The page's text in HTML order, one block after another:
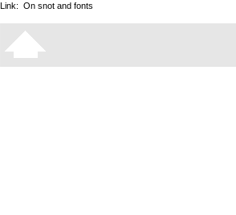
Link: On snot and fonts